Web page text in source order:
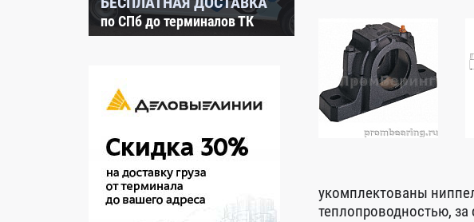
по СПб до терминалов ТК
укомплектованы
теплопроводностью, за